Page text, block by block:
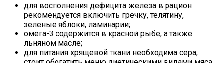
для восполнения дефицита железа в рацион
рекомендуется включить гречку, телятину,
зеленые яблоки, ламинарии;
омега-3 содержится в красной рыбе, а также
льняном масле;
для питания хрящевой ткани необходима сера,